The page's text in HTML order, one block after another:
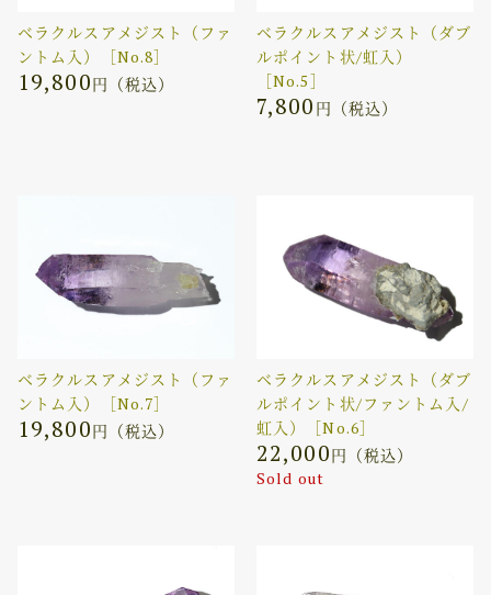
ベラクルスアメジスト（ファ
ントム入）［No.8］
19,800円（税込）
ベラクルスアメジスト（ダブ
ルポイント状/虹入）
［No.5］
7,800 円（税込）
ベラクルスアメジスト（ファ
ントム入）［No.7］
19,800円（税込）
ベラクルスアメジスト（ダブ
ルポイント状/ファントム入/
虹入）［No.6］
22,000円（税込）
Sold out